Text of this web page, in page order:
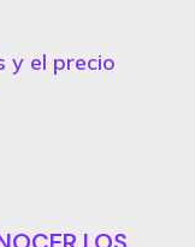
y el precio